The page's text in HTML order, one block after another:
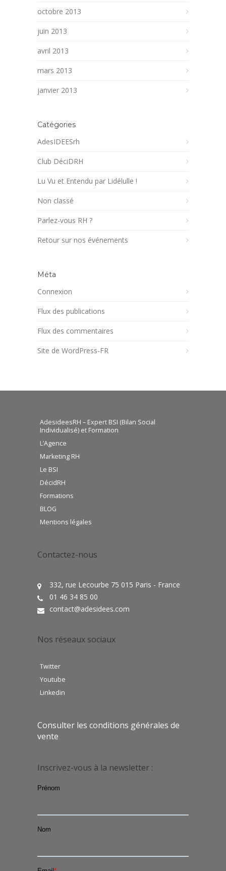
octobre 2013
juin 2013
avril 2013
mars 2013
janvier 2013
Catégories
AdesIDEESrh
Club DéciDRH
Lu Vu et Entendu par Lidélulle !
Non classé
Parlez-vous RH ?
Retour sur nos événements
Méta
Connexion
Flux des publications
Flux des commentaires
Site de WordPress-FR
AdesideesRH – Expert BSI (Bilan Social
Individualisé) et Formation
L’Agence
Marketing RH
Le BSI
DécidRH
Formations
BLOG
Mentions légales
Contactez-nous
332, rue Lecourbe 75 015 Paris - France
01 46 34 85 00
contact@adesidees.com
Nos réseaux sociaux
Twitter
Youtube
Linkedin
Consulter les conditions générales de
vente
Inscrivez-vous à la newsletter :